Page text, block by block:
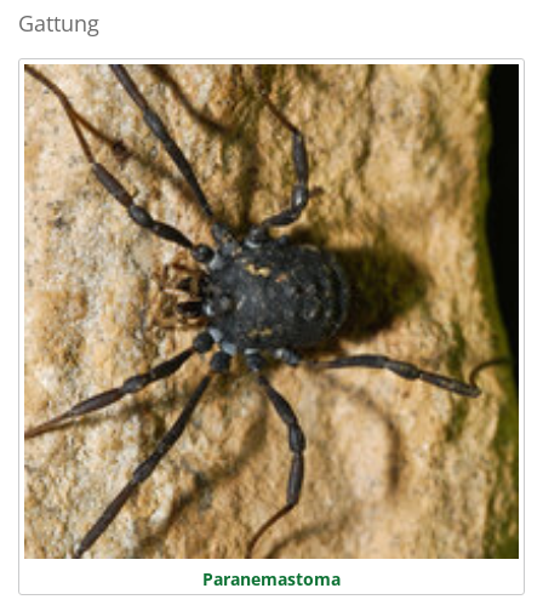
Gattung
Paranemastoma